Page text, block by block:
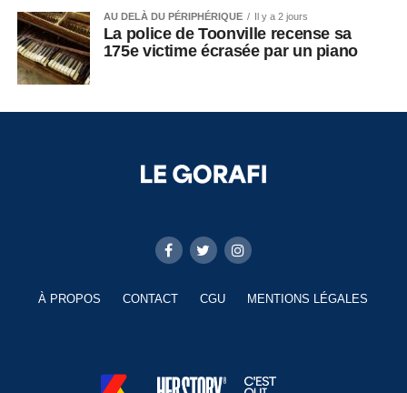
AU DELÀ DU PÉRIPHÉRIQUE Il y a 2 jours
La police de Toonville recense sa
175e victime écrasée par un piano
À PROPOS CONTACT CGU MENTIONS LÉGALES